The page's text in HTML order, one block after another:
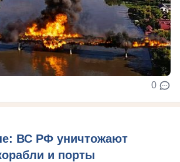
0
ВС РФ уничтожают
и порты